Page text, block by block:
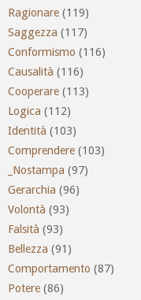
Ragionare (119)
Saggezza (117)
Conformismo (116)
Causalità (116)
Cooperare (113)
Logica (112)
Identità (103)
Comprendere (103)
_Nostampa (97)
Gerarchia (96)
Volontà (93)
Falsità (93)
Bellezza (91)
Comportamento (87)
Potere (86)